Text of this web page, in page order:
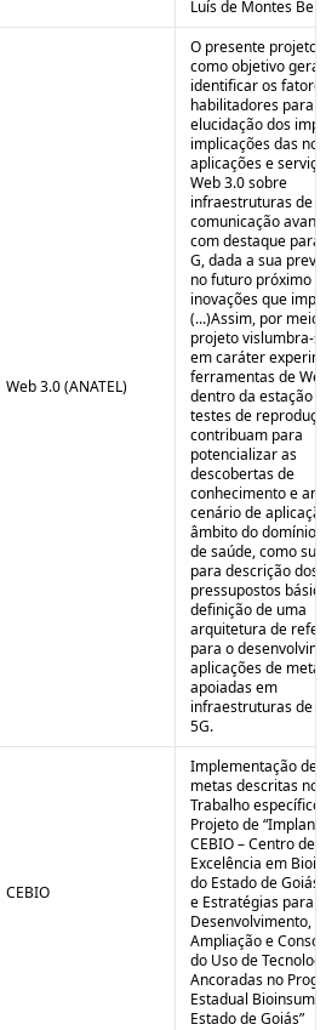
Luís de Montes
Web 3.0 (ANATEL)
O presente projeto
como objetivo geral
identificar os
habilitadores para a
elucidação dos
implicações das
aplicações e
Web 3.0 sobre
infraestruturas de
comunicação
com destaque para
G, dada a sua
no futuro próximo
inovações que
(...)Assim, por meio
projeto vislumbra-
em caráter
ferramentas de
dentro da estação
testes de
contribuam para
potencializar as
descobertas de
conhecimento e
cenário de
âmbito do domínio
de saúde, como
para descrição dos
pressupostos
definição de uma
arquitetura de
para o
aplicações de
apoiadas em
infraestruturas de
5G.
CEBIO
Implementação de
metas descritas no
Trabalho específico
Projeto de
CEBIO – Centro de
Excelência em
do Estado de Goiás
e Estratégias para o
Desenvolvimento,
Ampliação e
do Uso de
Ancoradas no
Estadual
Estado de Goiás”